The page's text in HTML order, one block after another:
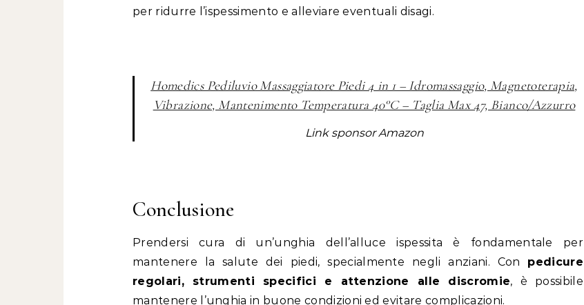
per ridurre l’ispessimento e alleviare eventuali disagi.
Homedics Pediluvio Massaggiatore Piedi 4 in 1 – Idromassaggio, Magnetoterapia,
Vibrazione, Mantenimento Temperatura 40°C – Taglia Max 47, Bianco/Azzurro
Link sponsor Amazon
Conclusione
Prendersi cura di un’unghia dell’alluce ispessita è fondamentale per
mantenere la salute dei piedi, specialmente negli anziani. Con pedicure
regolari, strumenti specifici e attenzione alle discromie, è possibile
mantenere l’unghia in buone condizioni ed evitare complicazioni.